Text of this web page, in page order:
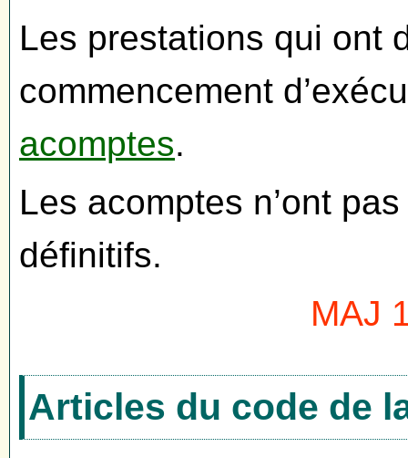
Les prestations qui ont
commencement
acomptes.
Les acomptes n’ont
définitifs.
MAJ
Articles du code de